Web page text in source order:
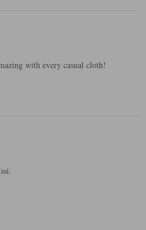
with every casual cloth!